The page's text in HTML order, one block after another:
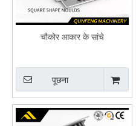
चौकोर आकार के सांचे
पूछना